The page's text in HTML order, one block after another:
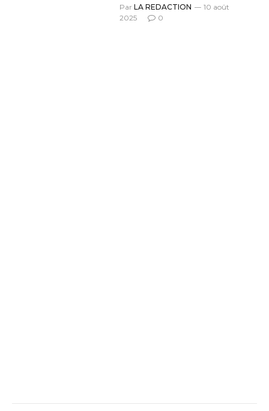
Par LA REDACTION
10 août
2025
0